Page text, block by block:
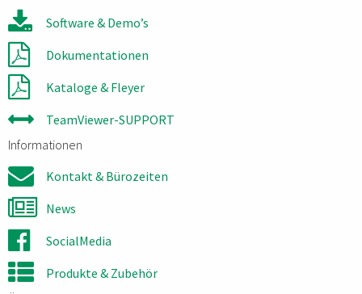
Software & Demo’s
Dokumentationen
Kataloge & Fleyer
TeamViewer-SUPPORT
Informationen
Kontakt & Bürozeiten
News
SocialMedia
Produkte & Zubehör